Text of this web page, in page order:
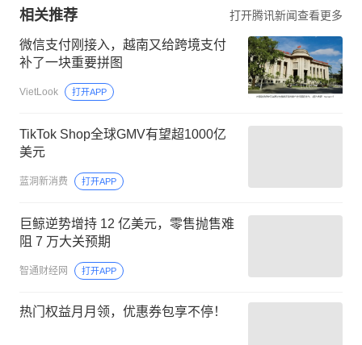
相关推荐 打开腾讯新闻查看更多
微信支付刚接入，越南又给跨境支付
补了一块重要拼图
VietLook 打开APP
TikTok Shop全球GMV有望超1000亿
美元
蓝洞新消费 打开APP
巨鲸逆势增持 12 亿美元，零售抛售难
阻 7 万大关预期
智通财经网 打开APP
热门权益月月领，优惠券包享不停！